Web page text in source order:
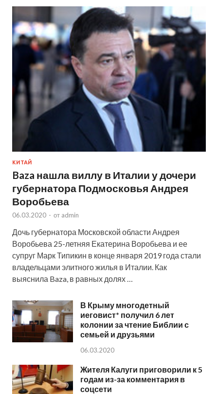
КИТАЙ
Baza нашла виллу в Италии у дочери
губернатора Подмосковья Андрея
Воробьева
06.03.2020 - от admin
Дочь губернатора Московской области Андрея
Воробьева 25-летняя Екатерина Воробьева и ее
супруг Марк Типикин в конце января 2019 года стали
владельцами элитного жилья в Италии. Как
выяснила Baza, в равных долях …
В Крыму многодетный
иеговист* получил 6 лет
колонии за чтение Библии с
семьей и друзьями
06.03.2020
Жителя Калуги приговорили к 5
годам из-за комментария в
соцсети